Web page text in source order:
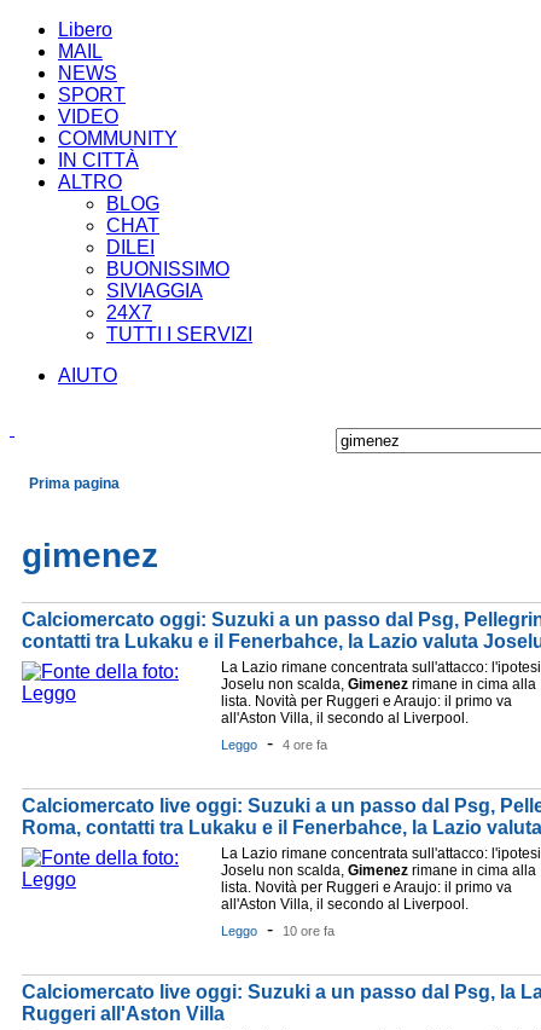
Libero
MAIL
NEWS
SPORT
VIDEO
COMMUNITY
IN CITTÀ
ALTRO
BLOG
CHAT
DILEI
BUONISSIMO
SIVIAGGIA
24X7
TUTTI I SERVIZI
AIUTO
Prima pagina
gimenez
Calciomercato oggi: Suzuki a un passo dal Psg,
contatti tra Lukaku e il Fenerbahce, la Lazio valuta
La Lazio rimane concentrata sull'attacco: l'ipotesi
Joselu non scalda, Gimenez rimane in cima alla
lista. Novità per Ruggeri e Araujo: il primo va
all'Aston Villa, il secondo al Liverpool.
Leggo - 4 ore fa
Calciomercato live oggi: Suzuki a un passo dal Psg,
Roma, contatti tra Lukaku e il Fenerbahce, la Lazio
La Lazio rimane concentrata sull'attacco: l'ipotesi
Joselu non scalda, Gimenez rimane in cima alla
lista. Novità per Ruggeri e Araujo: il primo va
all'Aston Villa, il secondo al Liverpool.
Leggo - 10 ore fa
Calciomercato live oggi: Suzuki a un passo dal Psg, la
Ruggeri all'Aston Villa